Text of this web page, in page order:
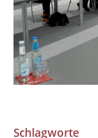
Schlagworte